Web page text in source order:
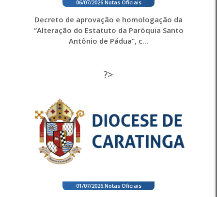
06/07/2026. Notas Oficiais
Decreto de aprovação e homologação da
“Alteração do Estatuto da Paróquia Santo
Antônio de Pádua”, c...
?>
01/07/2026. Notas Oficiais